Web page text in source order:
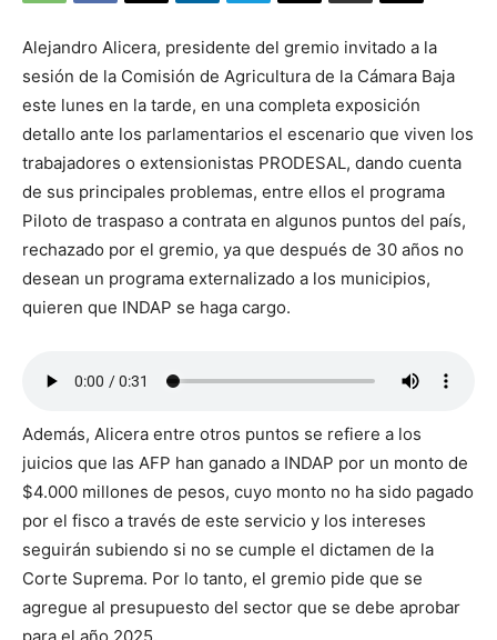
Alejandro Alicera, presidente del gremio invitado a la
sesión de la Comisión de Agricultura de la Cámara Baja
este lunes en la tarde, en una completa exposición
detallo ante los parlamentarios el escenario que viven los
trabajadores o extensionistas PRODESAL, dando cuenta
de sus principales problemas, entre ellos el programa
Piloto de traspaso a contrata en algunos puntos del país,
rechazado por el gremio, ya que después de 30 años no
desean un programa externalizado a los municipios,
quieren que INDAP se haga cargo.
Además, Alicera entre otros puntos se refiere a los
juicios que las AFP han ganado a INDAP por un monto de
$4.000 millones de pesos, cuyo monto no ha sido pagado
por el fisco a través de este servicio y los intereses
seguirán subiendo si no se cumple el dictamen de la
Corte Suprema. Por lo tanto, el gremio pide que se
agregue al presupuesto del sector que se debe aprobar